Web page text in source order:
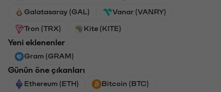
Galatasaray (GAL) Vanar (VANRY)
Tron (TRX) Kite (KITE)
Yeni eklenenler
Gram (GRAM)
Günün öne çıkanları
Ethereum (ETH) Bitcoin (BTC)